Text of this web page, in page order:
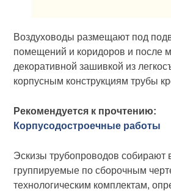
Воздуховоды размещают под
помещений и коридоров и после
декоративной зашивкой из
корпусным конструкциям трубы
Рекомендуется к прочтению:
Корпусодостроечные работы
Эскизы трубопроводов собирают
группируемые по сбороч­ным
технологическим комплектам,